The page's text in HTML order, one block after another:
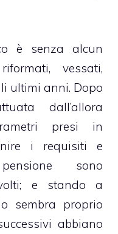
è senza alcun
vessati,
ultimi anni. Dopo
dall’allora
presi in
i requisiti e
sono
e stando a
sembra proprio
abbiano